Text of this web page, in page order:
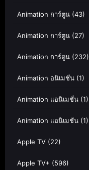
Animation การ์ตูน (43)
Animation การ์ตูน (27)
Animation การ์ตูน (232)
Animation อนิเมชั่น (1)
Animation แอนิเมชั่น (1)
Animation แอนิเมชัน (1)
Apple TV (22)
Apple TV+ (596)